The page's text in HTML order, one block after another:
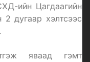
ийн Цагдаагийн
2 дугаар хэлтсээс
яваад гэмт